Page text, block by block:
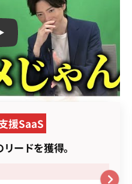
援SaaS
ードを獲得。